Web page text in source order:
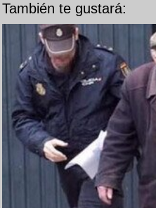
También te gustará: